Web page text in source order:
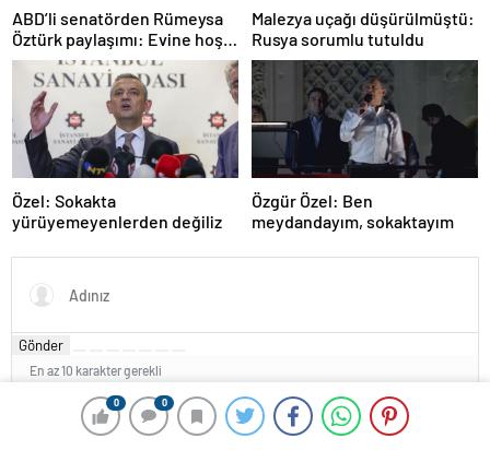
0 0
ABD’li senatörden Rümeysa
Öztürk paylaşımı: Evine hoş
geldin!
Malezya uçağı düşürülmüştü:
Rusya sorumlu tutuldu
Özel: Sokakta
yürüyemeyenlerden değiliz
Özgür Özel: Ben
meydandayım, sokaktayım
Gönder
En az 10 karakter gerekli